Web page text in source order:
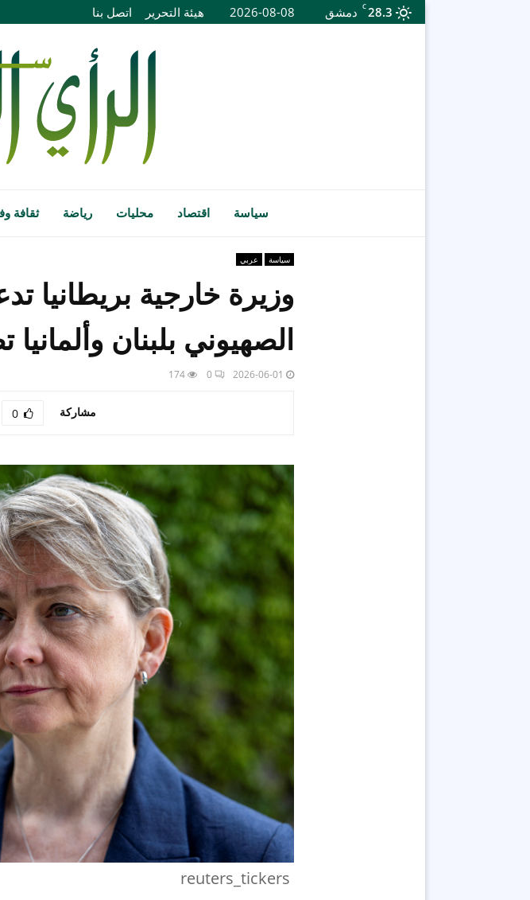
28.3
C دمشق 2026-08-08 هيئة التحرير اتصل بنا
سياسة اقتصاد محليات رياضة ثقافة
سياسة عربي
وزيرة خارجية بريطانيا
الصهيوني بلبنان وألمانيا
2026-06-01
0
174
مشاركة 0